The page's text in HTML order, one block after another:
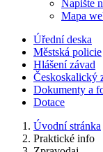
Napište
Mapa
Úřední deska
Městská policie
Hlášení závad
Českoskalický
Dokumenty a
Dotace
Úvodní stránka
Praktické info